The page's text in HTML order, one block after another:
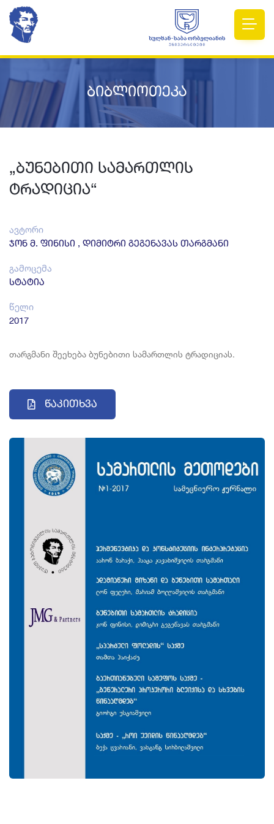
ბიბლიოთეკა
„ბუნებითი სამართლის
ტრადიცია“
ავტორი
ჯონ მ. ფინისი , დიმიტრი გეგენავას თარგმანი
გამოცემა
სტატია
წელი
2017
თარგმანი შეეხება ბუნებითი სამართლის ტრადიციას.
Წაკითხვა